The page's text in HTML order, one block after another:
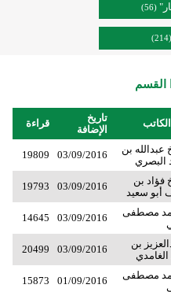
(56)
(214)
القسم
تاريخ
الإضافة
قراءة
عبدالله بن
البصري
03/09/2016
19809
فؤاد بن
أبو سعيد
03/09/2016
19793
مصطفى
03/09/2016
14645
بن
03/09/2016
20499
مصطفى
01/09/2016
15873